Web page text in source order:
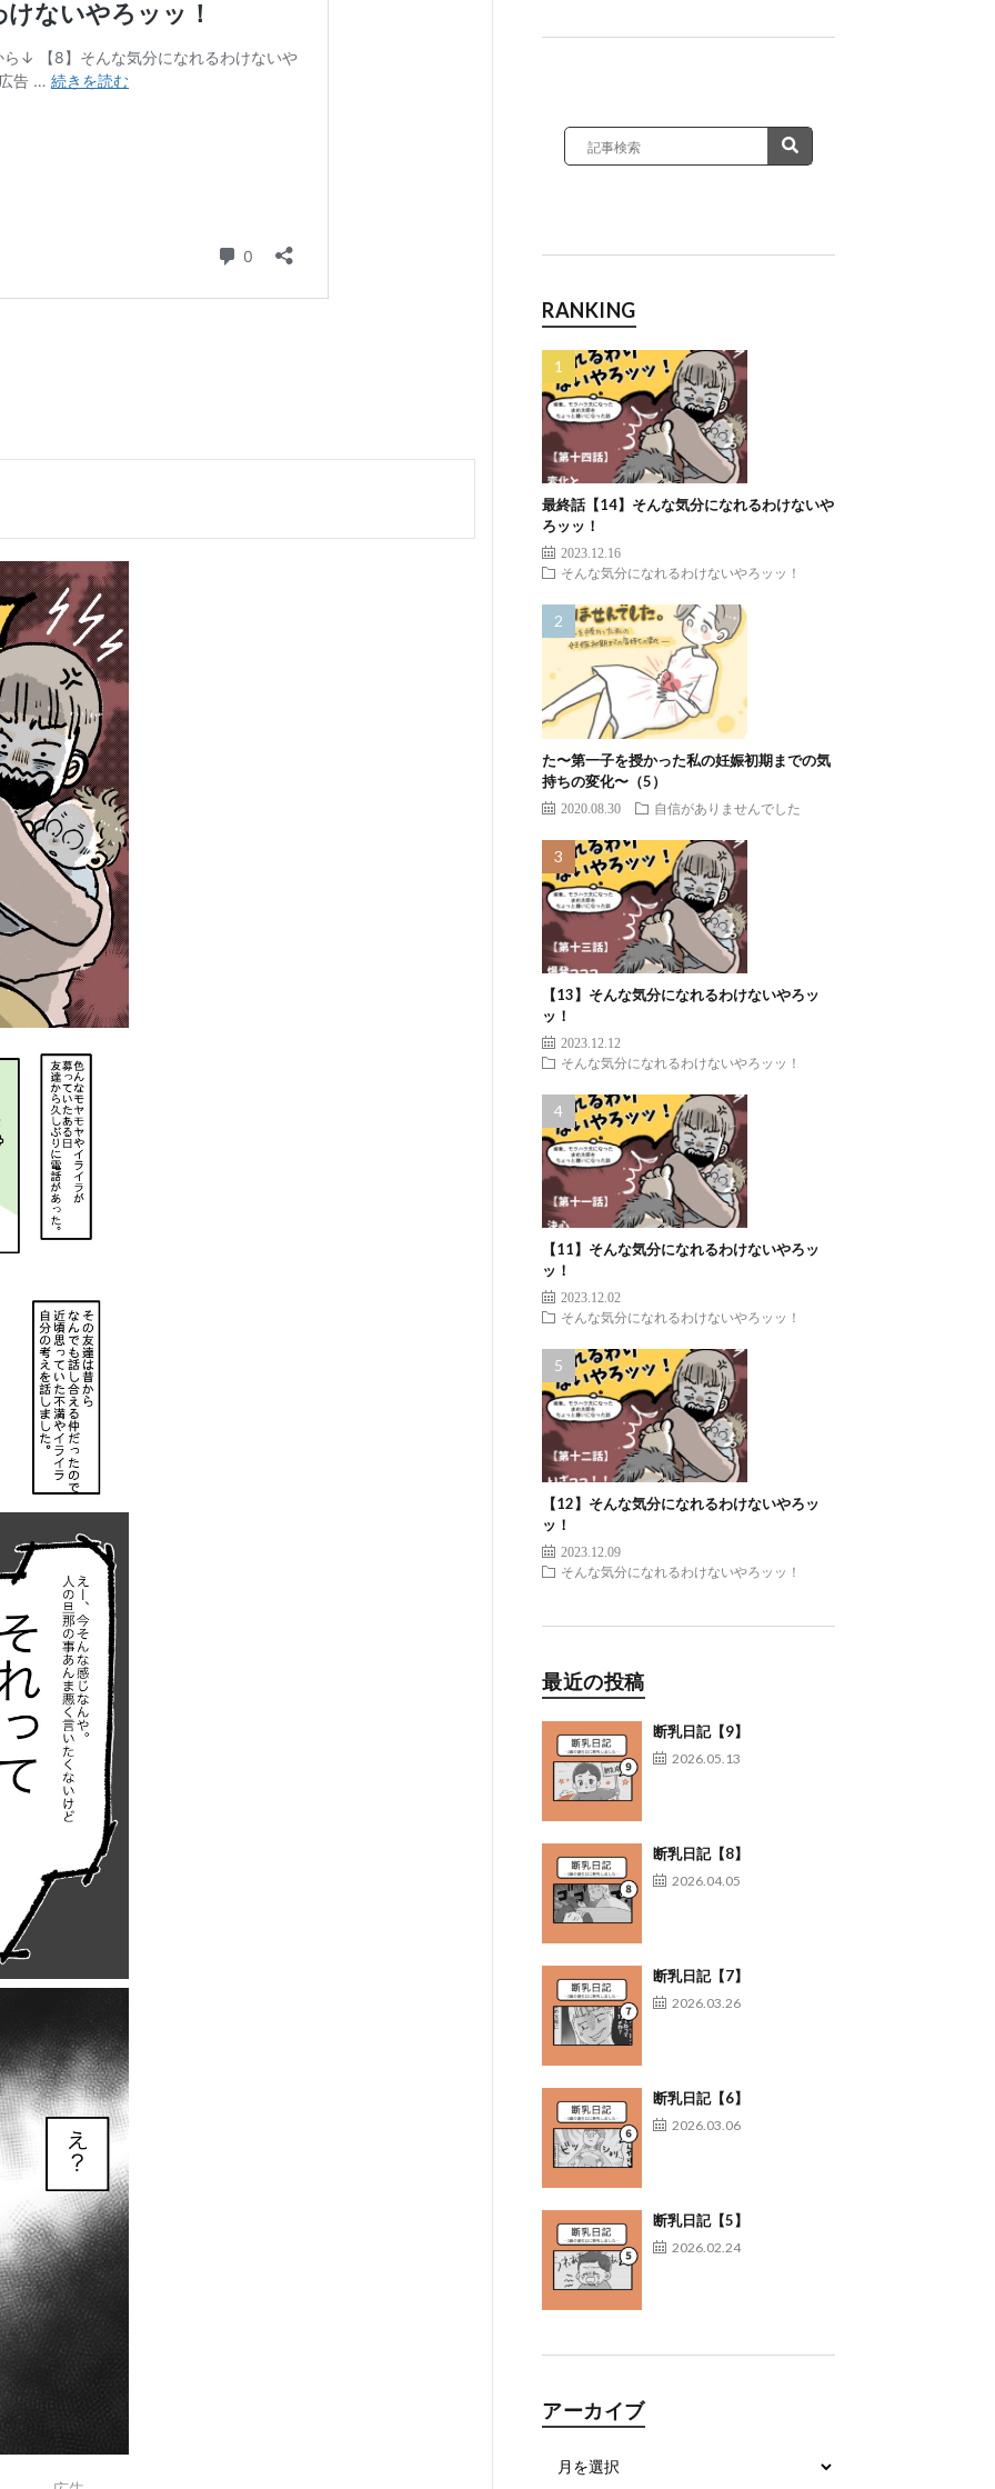
RANKING
最終話【14】そんな気分になれるわけないや
ろッッ！
2023.12.16
そんな気分になれるわけないやろッッ！
た〜第一子を授かった私の妊娠初期までの気
持ちの変化〜（5）
2020.08.30 自信がありませんでした
【13】そんな気分になれるわけないやろッ
ッ！
2023.12.12
そんな気分になれるわけないやろッッ！
【11】そんな気分になれるわけないやろッ
ッ！
2023.12.02
そんな気分になれるわけないやろッッ！
【12】そんな気分になれるわけないやろッ
ッ！
2023.12.09
そんな気分になれるわけないやろッッ！
最近の投稿
断乳日記【9】
2026.05.13
断乳日記【8】
2026.04.05
断乳日記【7】
2026.03.26
断乳日記【6】
2026.03.06
断乳日記【5】
2026.02.24
アーカイブ